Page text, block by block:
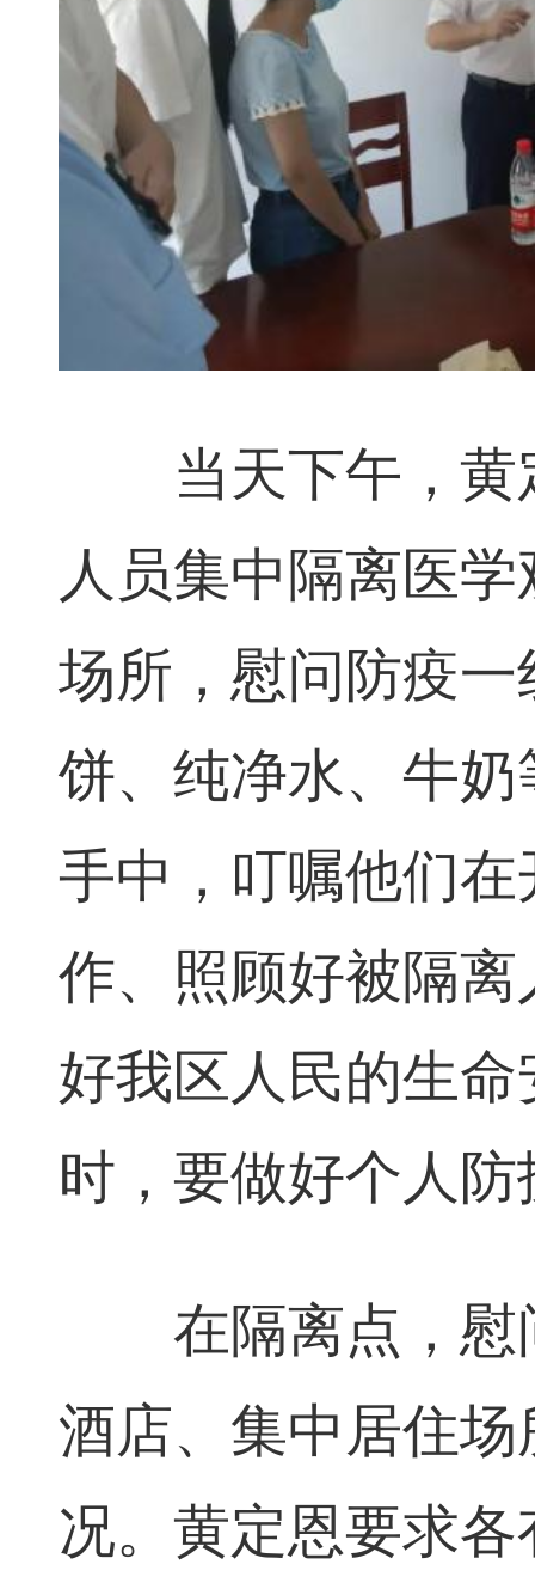
当天下午，黄
人员集中隔离医
场所，慰问防疫
饼、纯净水、牛
手中，叮嘱他们
作、照顾好被隔
好我区人民的生
时，要做好个人
在隔离点，慰
酒店、集中居住
况。黄定恩要求